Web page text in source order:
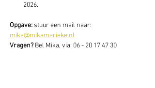
2026.
Opgave: stuur een mail naar:
mika@mikamarieke.nl
Vragen? Bel Mika, via: 06 - 20 17 47 30